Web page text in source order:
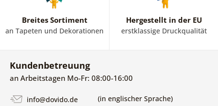
Breites Sortiment
an Tapeten und Dekorationen
Hergestellt in der EU
erstklassige Druckqualität
Kundenbetreuung
an Arbeitstagen Mo-Fr: 08:00-16:00
info@dovido.de (in englischer Sprache)